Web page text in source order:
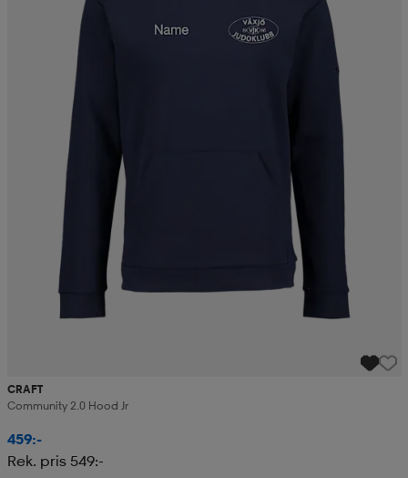
CRAFT
Community 2.0 Hood Jr
459:-
Rek. pris 549:-